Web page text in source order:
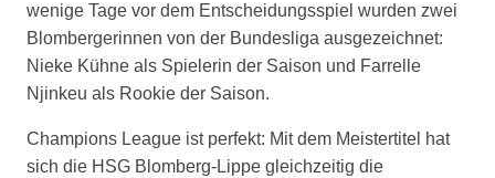
wenige Tage vor dem Entscheidungsspiel wurden zwei
Blombergerinnen von der Bundesliga ausgezeichnet:
Nieke Kühne als Spielerin der Saison und Farrelle
Njinkeu als Rookie der Saison.
Champions League ist perfekt: Mit dem Meistertitel hat
sich die HSG Blomberg-Lippe gleichzeitig die